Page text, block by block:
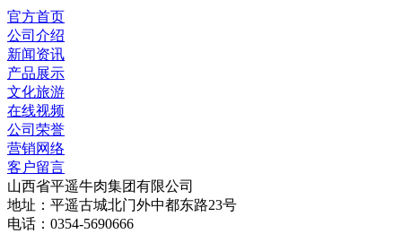
官方首页
公司介绍
新闻资讯
产品展示
文化旅游
在线视频
公司荣誉
营销网络
客户留言
山西省平遥牛肉集团有限公司
地址：平遥古城北门外中都东路23号
电话：0354-5690666